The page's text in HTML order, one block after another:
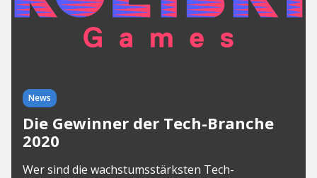
News
Die Gewinner der Tech-Branche
2020
Wer sind die wachstumsstärksten Tech-